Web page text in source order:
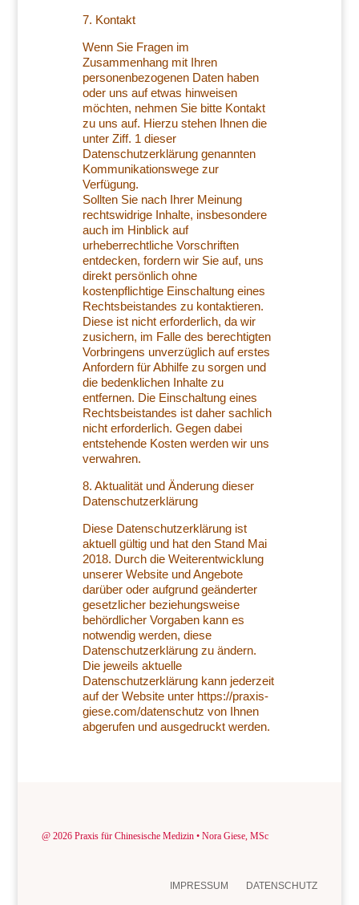
7. Kontakt
Wenn Sie Fragen im
Zusammenhang mit Ihren
personenbezogenen Daten haben
oder uns auf etwas hinweisen
möchten, nehmen Sie bitte Kontakt
zu uns auf. Hierzu stehen Ihnen die
unter Ziff. 1 dieser
Datenschutzerklärung genannten
Kommunikationswege zur
Verfügung.
Sollten Sie nach Ihrer Meinung
rechtswidrige Inhalte, insbesondere
auch im Hinblick auf
urheberrechtliche Vorschriften
entdecken, fordern wir Sie auf, uns
direkt persönlich ohne
kostenpflichtige Einschaltung eines
Rechtsbeistandes zu kontaktieren.
Diese ist nicht erforderlich, da wir
zusichern, im Falle des berechtigten
Vorbringens unverzüglich auf erstes
Anfordern für Abhilfe zu sorgen und
die bedenklichen Inhalte zu
entfernen. Die Einschaltung eines
Rechtsbeistandes ist daher sachlich
nicht erforderlich. Gegen dabei
entstehende Kosten werden wir uns
verwahren.
8. Aktualität und Änderung dieser
Datenschutzerklärung
Diese Datenschutzerklärung ist
aktuell gültig und hat den Stand Mai
2018. Durch die Weiterentwicklung
unserer Website und Angebote
darüber oder aufgrund geänderter
gesetzlicher beziehungsweise
behördlicher Vorgaben kann es
notwendig werden, diese
Datenschutzerklärung zu ändern.
Die jeweils aktuelle
Datenschutzerklärung kann jederzeit
auf der Website unter https://praxis-
giese.com/datenschutz von Ihnen
abgerufen und ausgedruckt werden.
@ 2026 Praxis für Chinesische Medizin •Nora Giese, MSc
IMPRESSUM DATENSCHUTZ